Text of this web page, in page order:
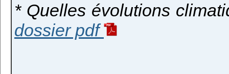
* Quelles évolutions
dossier pdf